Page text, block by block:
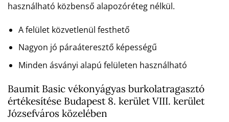
használható közbenső alapozóréteg nélkül.
A felület közvetlenül festhető
Nagyon jó páraáteresztő képességű
Minden ásványi alapú felületen használható
Baumit Basic vékonyágyas burkolatragasztó
értékesítése Budapest 8. kerület VIII. kerület
Józsefváros közelében